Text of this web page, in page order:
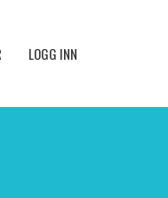
LOGG INN